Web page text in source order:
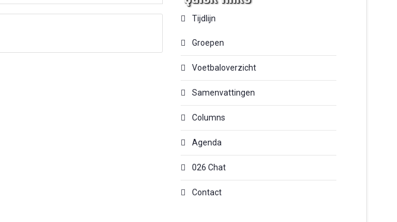
Tijdlijn
Groepen
Voetbaloverzicht
Samenvattingen
Columns
Agenda
026 Chat
Contact